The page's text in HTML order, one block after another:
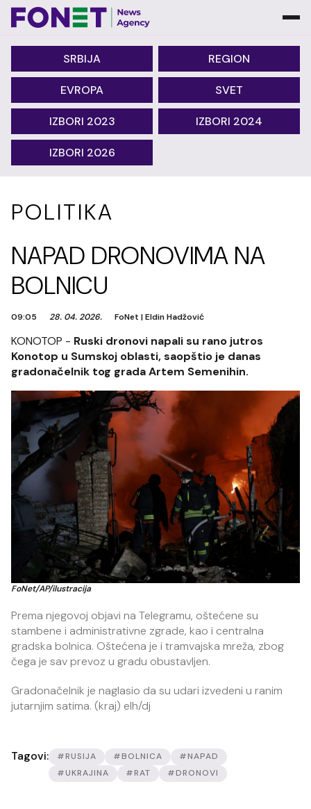
SRBIJA REGION
EVROPA SVET
IZBORI 2023 IZBORI 2024
IZBORI 2026
POLITIKA
NAPAD DRONOVIMA NA
BOLNICU
09:05 28. 04. 2026. FoNet |Eldin Hadžović
KONOTOP - Ruski dronovi napali su rano jutros
Konotop u Sumskoj oblasti, saopštio je danas
gradonačelnik tog grada Artem Semenihin.
FoNet/AP/ilustracija
Prema njegovoj objavi na Telegramu, oštećene su
stambene i administrativne zgrade, kao i centralna
gradska bolnica. Oštećena je i tramvajska mreža, zbog
čega je sav prevoz u gradu obustavljen.
Gradonačelnik je naglasio da su udari izvedeni u ranim
jutarnjim satima. (kraj) elh/dj
Tagovi: #RUSIJA #BOLNICA
#NAPAD
#UKRAJINA
#RAT #DRONOVI